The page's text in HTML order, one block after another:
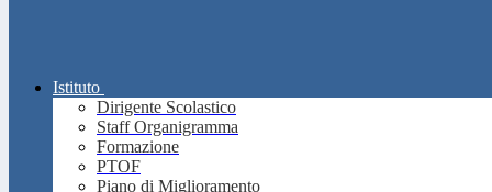
Istituto
Dirigente Scolastico
Staff Organigramma
Formazione
PTOF
Piano di Miglioramento